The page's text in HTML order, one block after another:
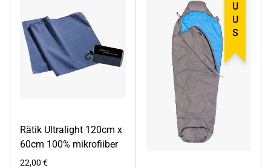
varianti.
Valikuid
tootelehel.
Rätik Ultralight 120cm x
60cm 100% mikrofiiber
22,00 €
UUS